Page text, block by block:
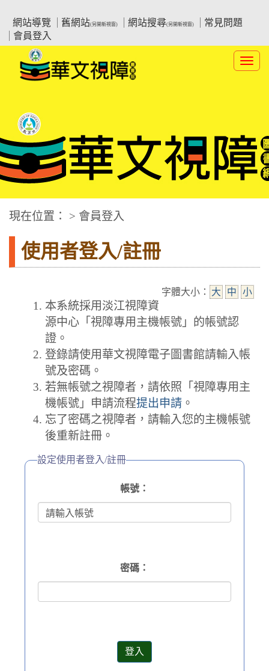
要
網站導覽
舊網站(另開新視窗) 網站搜尋(另開新視窗)
常見問題
會員登入
:::中央區塊
華文視障電子圖書網
現在位置： > 會員登入
使用者登入/註冊
字體大小： 大 中 小
本系統採用淡江視障資
源中心「視障專用主機帳號」的帳號認
證。
登錄請使用華文視障電子圖書館請輸入帳
號及密碼。
若無帳號之視障者，請依照「視障專用主
機帳號」申請流程提出申請 。
忘了密碼之視障者，請輸入您的主機帳號
後重新註冊。
設定使用者登入/註冊
帳號：
密碼：